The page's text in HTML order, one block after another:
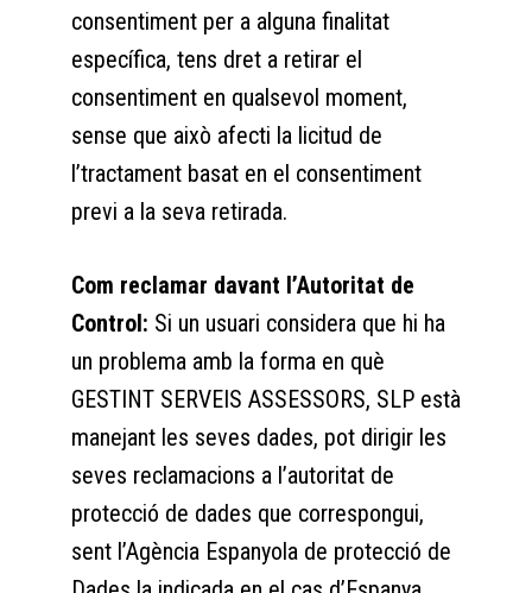
consentiment per a alguna finalitat
específica, tens dret a retirar el
consentiment en qualsevol moment,
sense que això afecti la licitud de
l’tractament basat en el consentiment
previ a la seva retirada.
Com reclamar davant l’Autoritat de
Control: Si un usuari considera que hi ha
un problema amb la forma en què
GESTINT SERVEIS ASSESSORS, SLP està
manejant les seves dades, pot dirigir les
seves reclamacions a l’autoritat de
protecció de dades que correspongui,
sent l’Agència Espanyola de protecció de